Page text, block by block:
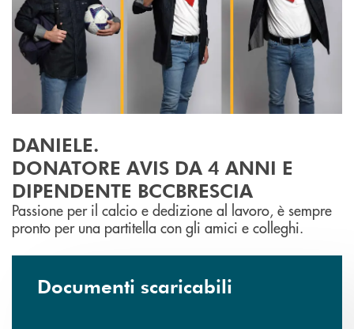
DANIELE.
DONATORE AVIS DA 4 ANNI E
DIPENDENTE BCCBRESCIA
Passione per il calcio e dedizione al lavoro, è sempre
pronto per una partitella con gli amici e colleghi.
Documenti scaricabili